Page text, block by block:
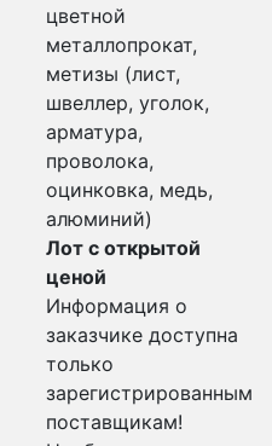
цветной
металлопрокат,
метизы (лист,
швеллер, уголок,
арматура,
проволока,
оцинковка, медь,
алюминий)
Лот с открытой
ценой
Информация о
заказчике доступна
только
зарегистрированным
поставщикам!